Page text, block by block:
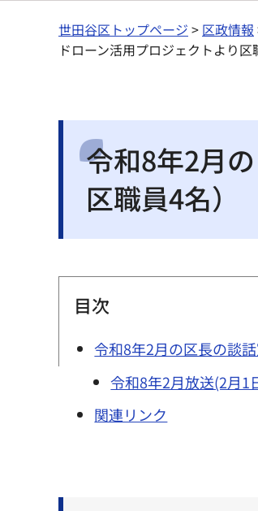
世田谷区トップページ > 区政情報
ドローン活用プロジェクトより区
令和8年2月
区職員4名）
目次
令和8年2月の区長の談
令和8年2月放送(2月1
関連リンク